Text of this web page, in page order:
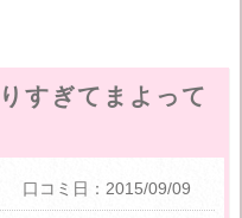
すぎてまよって
口コミ日：2015/09/09